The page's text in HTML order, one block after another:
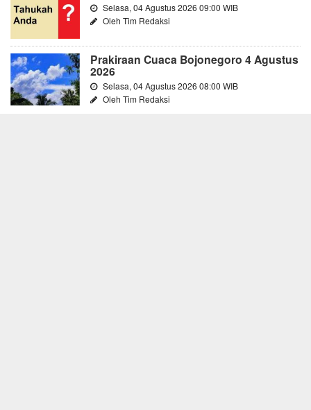
Selasa, 04 Agustus 2026 09:00 WIB
Oleh Tim Redaksi
Prakiraan Cuaca Bojonegoro 4 Agustus
2026
Selasa, 04 Agustus 2026 08:00 WIB
Oleh Tim Redaksi